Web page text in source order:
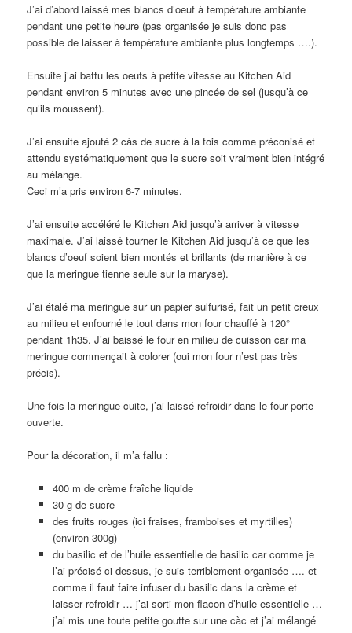
J’ai d’abord laissé mes blancs d’oeuf à température ambiante
pendant une petite heure (pas organisée je suis donc pas
possible de laisser à température ambiante plus longtemps ….).
Ensuite j’ai battu les oeufs à petite vitesse au Kitchen Aid
pendant environ 5 minutes avec une pincée de sel (jusqu’à ce
qu’ils moussent).
J’ai ensuite ajouté 2 càs de sucre à la fois comme préconisé et
attendu systématiquement que le sucre soit vraiment bien intégré
au mélange.
Ceci m’a pris environ 6-7 minutes.
J’ai ensuite accéléré le Kitchen Aid jusqu’à arriver à vitesse
maximale. J’ai laissé tourner le Kitchen Aid jusqu’à ce que les
blancs d’oeuf soient bien montés et brillants (de manière à ce
que la meringue tienne seule sur la maryse).
J’ai étalé ma meringue sur un papier sulfurisé, fait un petit creux
au milieu et enfourné le tout dans mon four chauffé à 120°
pendant 1h35. J’ai baissé le four en milieu de cuisson car ma
meringue commençait à colorer (oui mon four n’est pas très
précis).
Une fois la meringue cuite, j’ai laissé refroidir dans le four porte
ouverte.
Pour la décoration, il m’a fallu :
400 m de crème fraîche liquide
30 g de sucre
des fruits rouges (ici fraises, framboises et myrtilles)
(environ 300g)
du basilic et de l’huile essentielle de basilic car comme je
l’ai précisé ci dessus, je suis terriblement organisée …. et
comme il faut faire infuser du basilic dans la crème et
laisser refroidir … j’ai sorti mon flacon d’huile essentielle …
j’ai mis une toute petite goutte sur une càc et j’ai mélangé